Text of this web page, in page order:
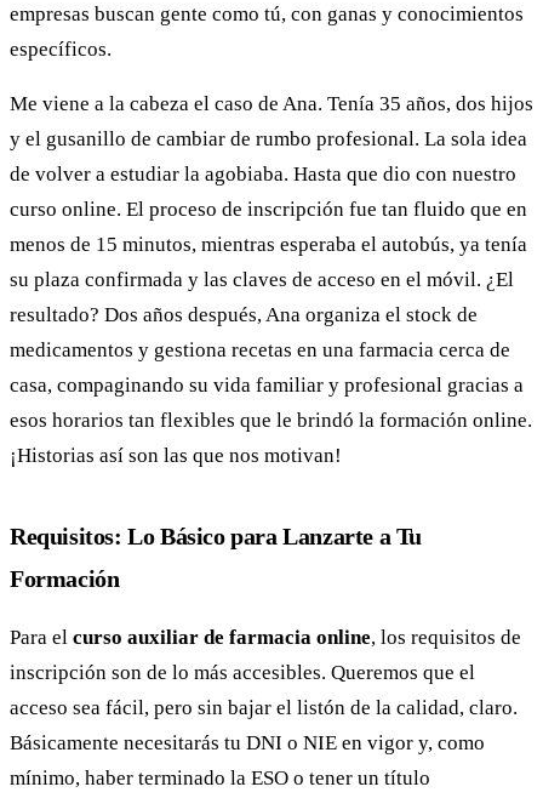
empresas buscan gente como tú, con ganas y conocimientos
específicos.
Me viene a la cabeza el caso de Ana. Tenía 35 años, dos hijos
y el gusanillo de cambiar de rumbo profesional. La sola idea
de volver a estudiar la agobiaba. Hasta que dio con nuestro
curso online. El proceso de inscripción fue tan fluido que en
menos de 15 minutos, mientras esperaba el autobús, ya tenía
su plaza confirmada y las claves de acceso en el móvil. ¿El
resultado? Dos años después, Ana organiza el stock de
medicamentos y gestiona recetas en una farmacia cerca de
casa, compaginando su vida familiar y profesional gracias a
esos horarios tan flexibles que le brindó la formación online.
¡Historias así son las que nos motivan!
Requisitos: Lo Básico para Lanzarte a Tu
Formación
Para el curso auxiliar de farmacia online, los requisitos de
inscripción son de lo más accesibles. Queremos que el
acceso sea fácil, pero sin bajar el listón de la calidad, claro.
Básicamente necesitarás tu DNI o NIE en vigor y, como
mínimo, haber terminado la ESO o tener un título